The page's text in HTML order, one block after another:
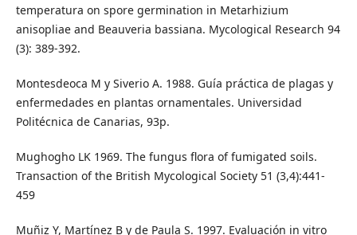
temperatura on spore germination in Metarhizium
anisopliae and Beauveria bassiana. Mycological Research 94
(3): 389-392.
Montesdeoca M y Siverio A. 1988. Guía práctica de plagas y
enfermedades en plantas ornamentales. Universidad
Politécnica de Canarias, 93p.
Mughogho LK 1969. The fungus flora of fumigated soils.
Transaction of the British Mycological Society 51 (3,4):441-
459
Muñiz Y, Martínez B y de Paula S. 1997. Evaluación in vitro